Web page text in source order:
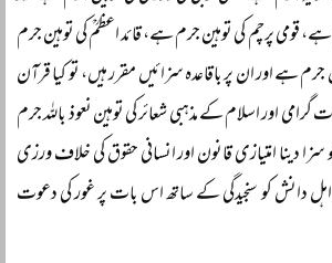
قومی پرچم کی توہین جرم ہے، قائد اعظمؒ کی توہین جرم
ہے اور ان پر باقاعدہ سزائیں مقرر ہیں، تو کیا قرآن
اور اسلام کے مذہبی شعائر کی توہین نعوذ باللہ جرم
دینا امتیازی قانون اور انسانی حقوق کی خلاف ورزی
اہل دانش کو سنجیدگی کے ساتھ اس بات پر غور کی دعوت